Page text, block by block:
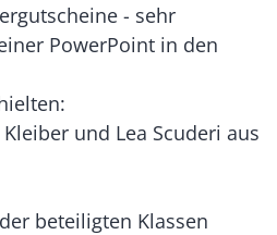
- sehr
PowerPoint in den
und Lea Scuderi aus
beteiligten Klassen